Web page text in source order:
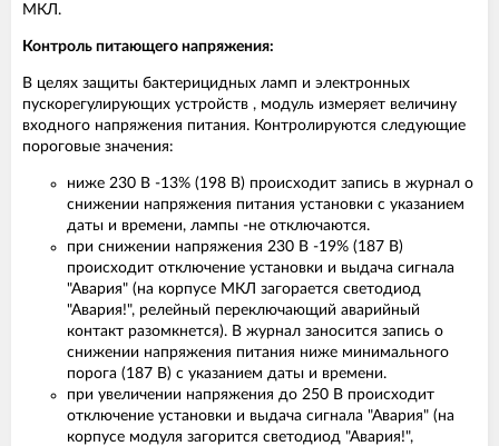
МКЛ.
Контроль питающего напряжения:
В целях защиты бактерицидных ламп и электронных
пускорегулирующих устройств , модуль измеряет величину
входного напряжения питания. Контролируются следующие
пороговые значения:
ниже 230 В -13% (198 В) происходит запись в журнал о
снижении напряжения питания установки с указанием
даты и времени, лампы -не отключаются.
при снижении напряжения 230 В -19% (187 В)
происходит отключение установки и выдача сигнала
"Авария" (на корпусе МКЛ загорается светодиод
"Авария!", релейный переключающий аварийный
контакт разомкнется). В журнал заносится запись о
снижении напряжения питания ниже минимального
порога (187 В) с указанием даты и времени.
при увеличении напряжения до 250 В происходит
отключение установки и выдача сигнала "Авария" (на
корпусе модуля загорится светодиод "Авария!",